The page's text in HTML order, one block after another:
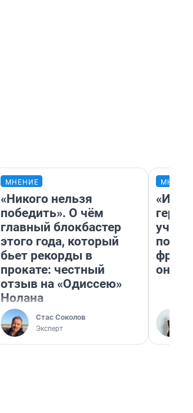
МНЕНИЕ
«Никого нельзя
победить». О чём
главный блокбастер
этого года, который
бьет рекорды в
прокате: честный
отзыв на «Одиссею»
Нолана
Стас Соколов
Эксперт
учит
она